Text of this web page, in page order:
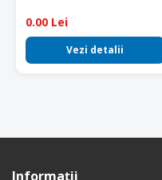
0.00 Lei
Vezi detalii
Informaţii